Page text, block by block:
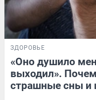
ЗДОРОВЬЕ
«Оно душило
выходил».
страшные сны и